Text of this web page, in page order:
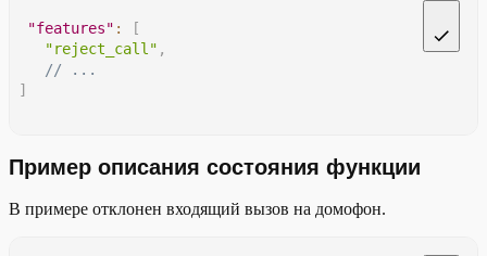
"features" :
[
"reject_call" ,
// ...
]
Пример описания состояния функции
В примере отклонен входящий вызов на домофон.